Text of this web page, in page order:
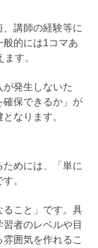
講師の経験等に
般的には1コマあ
す。
発生しないた
確保できるか」が
なります。
めには、「単に
。
ること」です。具
者のレベルや目
囲気を作れるこ